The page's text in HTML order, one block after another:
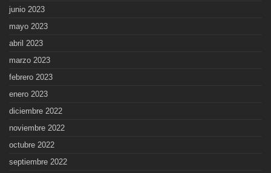
junio 2023
mayo 2023
abril 2023
marzo 2023
febrero 2023
enero 2023
diciembre 2022
noviembre 2022
octubre 2022
septiembre 2022